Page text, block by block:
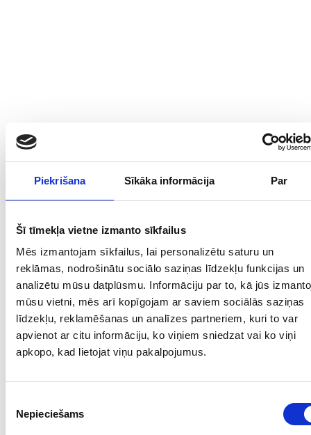
Piekrišana Sīkāka informācija Par
Šī tīmekļa vietne izmanto sīkfailus
Mēs izmantojam sīkfailus, lai personalizētu saturu un
reklāmas, nodrošinātu sociālo saziņas līdzekļu funkcijas un
analizētu mūsu datplūsmu. Informāciju par to, kā jūs
mūsu vietni, mēs arī kopīgojam ar saviem sociālās saziņas
līdzekļu, reklamēšanas un analīzes partneriem, kuri to var
apvienot ar citu informāciju, ko viņiem sniedzat vai ko viņi
apkopo, kad lietojat viņu pakalpojumus.
izvēle
Nepieciešams